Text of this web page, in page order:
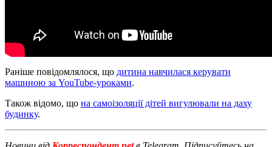
Раніше повідомлялося, що дитина навчилася керувати
машиною за YouTube-уроками.
Також відомо, що на самоізоляції дітей вигулювали на даху
будинку.